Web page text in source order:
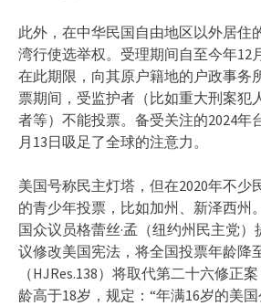
此外，在中华民国自由地区以外居住
湾行使选举权。受理期间自至今年12
在此期限，向其原户籍地的户政事务
票期间，受监护者（比如重大刑案犯
者等）不能投票。备受关注的2024年
月13日吸足了全球的注意力。
美国号称民主灯塔，但在2020年不少
的青少年投票，比如加州、新泽西州
国众议员格蕾丝·孟（纽约州民主党
议修改美国宪法，将全国投票年龄降
（HJRes.138）将取代第二十六修正
龄高于18岁，规定：“年满16岁的美